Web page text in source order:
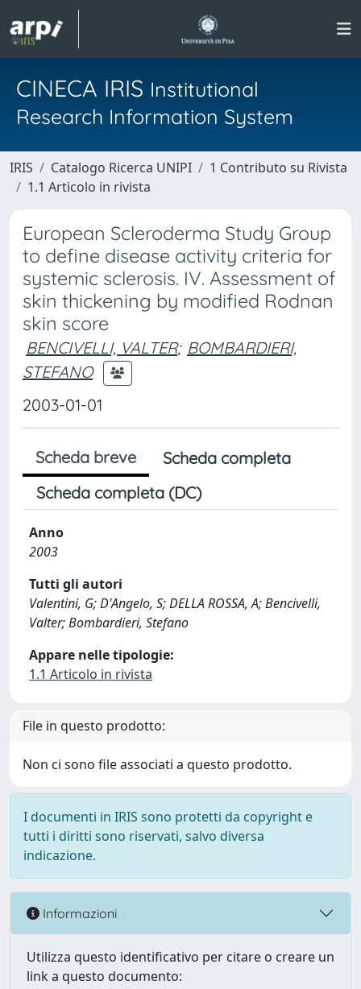
CINECA IRIS Institutional
Research Information System
IRIS Catalogo Ricerca UNIPI
1 Contributo su Rivista
1.1 Articolo in rivista
European Scleroderma Study Group
to define disease activity criteria for
systemic sclerosis. IV. Assessment of
skin thickening by modified Rodnan
skin score
BENCIVELLI, VALTER; BOMBARDIERI,
STEFANO
2003-01-01
Scheda breve
Scheda completa
Scheda completa (DC)
Anno
2003
Tutti gli autori
Valentini, G; D'Angelo, S; DELLA ROSSA, A; Bencivelli,
Valter; Bombardieri, Stefano
Appare nelle tipologie:
1.1 Articolo in rivista
File in questo prodotto:
Non ci sono file associati a questo prodotto.
I documenti in IRIS sono protetti da copyright e
tutti i diritti sono riservati, salvo diversa
indicazione.
Informazioni
Utilizza questo identificativo per citare o creare un
link a questo documento: